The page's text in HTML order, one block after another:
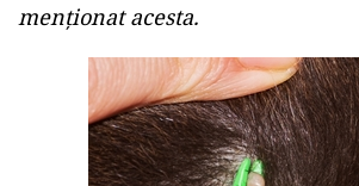
menționat acesta.